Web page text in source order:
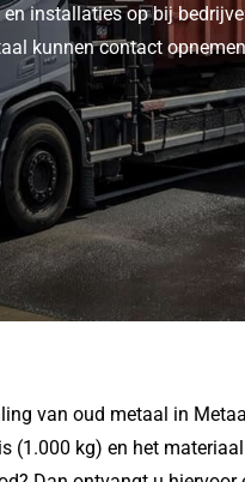
installaties op bij
kunnen contact
van oud metaal in
kg) en het